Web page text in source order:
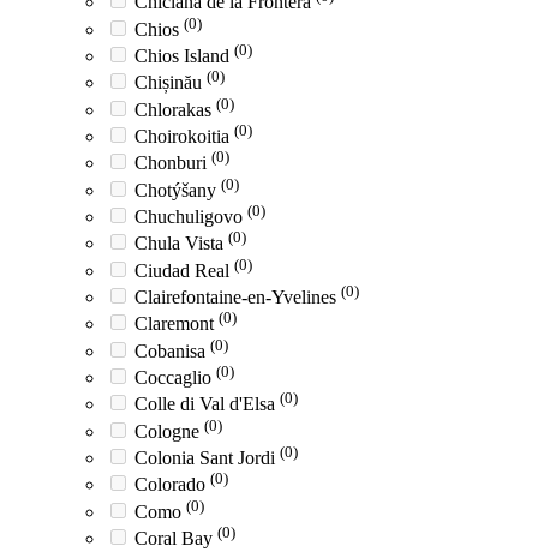
Chios (0)
Chios Island (0)
Chișinău (0)
Chlorakas (0)
Choirokoitia (0)
Chonburi (0)
Chotýšany (0)
Chuchuligovo (0)
Chula Vista (0)
Ciudad Real (0)
Clairefontaine-en-Yvelines (0)
Claremont (0)
Cobanisa (0)
Coccaglio (0)
Colle di Val d'Elsa (0)
Cologne (0)
Colonia Sant Jordi (0)
Colorado (0)
Como (0)
Coral Bay (0)